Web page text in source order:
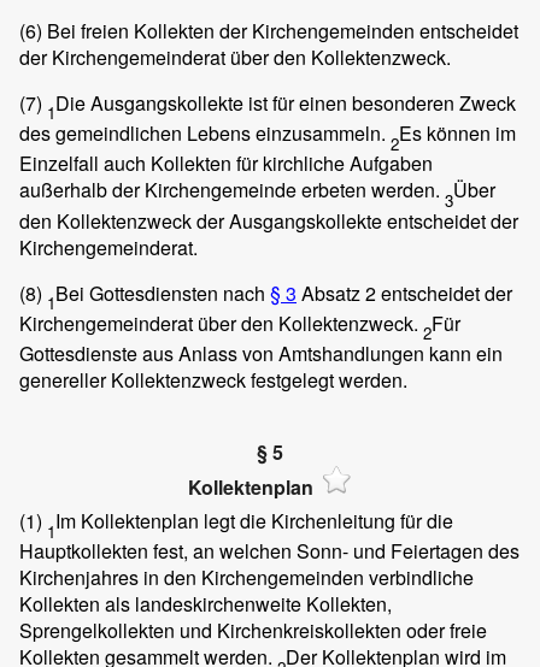
(6) Bei freien Kollekten der Kirchengemeinden entscheidet
der Kirchengemeinderat über den Kollektenzweck.
(7) 1Die Ausgangskollekte ist für einen besonderen Zweck
des gemeindlichen Lebens einzusammeln. 2Es können im
Einzelfall auch Kollekten für kirchliche Aufgaben
außerhalb der Kirchengemeinde erbeten werden. 3Über
den Kollektenzweck der Ausgangskollekte entscheidet der
Kirchengemeinderat.
(8) 1Bei Gottesdiensten nach § 3 Absatz 2 entscheidet der
Kirchengemeinderat über den Kollektenzweck. 2Für
Gottesdienste aus Anlass von Amtshandlungen kann ein
genereller Kollektenzweck festgelegt werden.
§ 5
Kollektenplan
(1) 1Im Kollektenplan legt die Kirchenleitung für die
Hauptkollekten fest, an welchen Sonn- und Feiertagen des
Kirchenjahres in den Kirchengemeinden verbindliche
Kollekten als landeskirchenweite Kollekten,
Sprengelkollekten und Kirchenkreiskollekten oder freie
Kollekten gesammelt werden. Der Kollektenplan wird im